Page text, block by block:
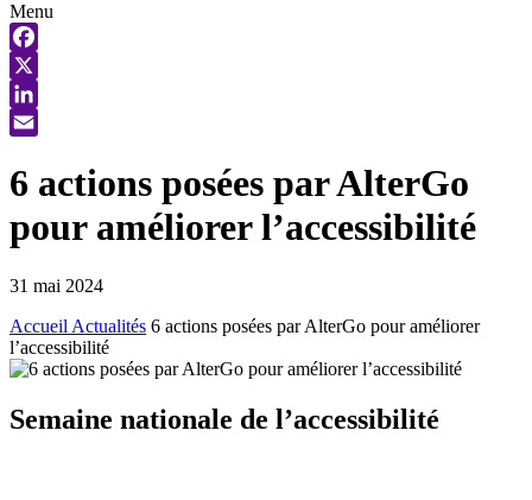
Menu
Facebook
X
LinkedIn
6 actions posées par AlterGo
pour améliorer l’accessibilité
31 mai 2024
Accueil Actualités 6 actions posées par AlterGo pour améliorer
l’accessibilité
Semaine nationale de l’accessibilité